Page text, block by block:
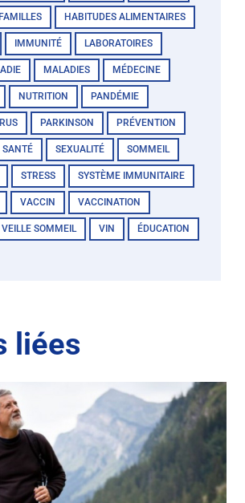
HABITUDES ALIMENTAIRES
IMMUNITÉ LABORATOIRES
MALADIES MÉDECINE
NUTRITION PANDÉMIE
PARKINSON PRÉVENTION
SANTÉ SEXUALITÉ SOMMEIL
STRESS SYSTÈME IMMUNITAIRE
VACCIN VACCINATION
VEILLE SOMMEIL VIN ÉDUCATION
liées